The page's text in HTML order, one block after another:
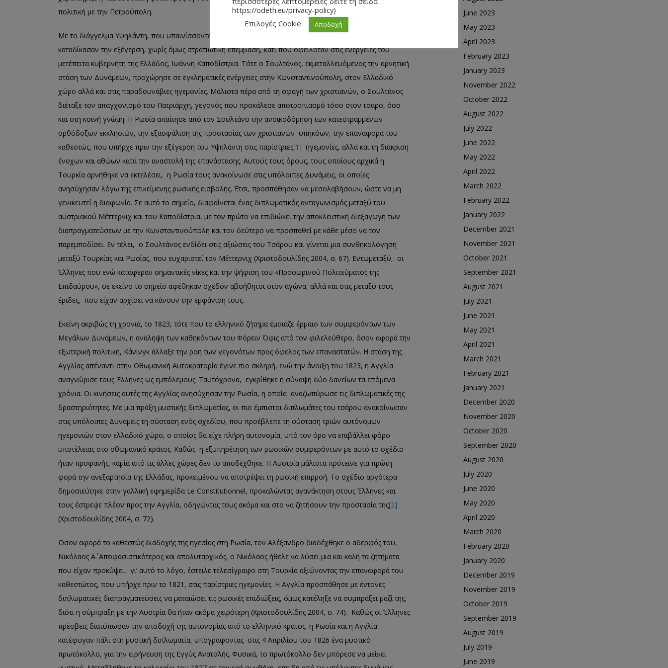
πολιτική με την Πετρούπολη.
Με το διάγγελμα Υψηλάντη, που υπαινίσσονταν ρωσική βοήθεια, η Ρωσία αλλά και οι υπόλοιπες Δυνάμεις
καταδίκασαν την εξέγερση, χωρίς όμως στρατιωτική επέμβαση, κάτι που οφειλόταν στις ενέργειες του
μετέπειτα κυβερνήτη της Ελλάδος, Ιωάννη Καποδίστρια. Τότε ο Σουλτάνος, εκμεταλλευόμενος την αρνητική
στάση των Δυνάμεων, προχώρησε σε εγκληματικές ενέργειες στην Κωνσταντινούπολη, στον Ελλαδικό
χώρο αλλά και στις παραδουνάβιες ηγεμονίες. Μάλιστα πέρα από τη σφαγή των χριστιανών, ο Σουλτάνος
διέταξε τον απαγχονισμό του Πατριάρχη, γεγονός που προκάλεσε αποτροπιασμό τόσο στον τσάρο, όσο
και στη κοινή γνώμη. Η Ρωσία απαίτησε από τον Σουλτάνο την ανοικοδόμηση των κατεστραμμένων
ορθόδοξων εκκλησιών, την εξασφάλιση της προστασίας των χριστιανών υπηκόων, την επαναφορά του
καθεστώς, που υπήρχε πριν την εξέγερση του Υψηλάντη στις παρίστριες[1] ηγεμονίες, αλλά και τη διάκριση
ένοχων και αθώων κατά την αναστολή της επανάστασης. Αυτούς τους όρους, τους οποίους αρχικά η
Τουρκία αρνήθηκε να εκτελέσει, η Ρωσία τους ανακοίνωσε στις υπόλοιπες Δυνάμεις, οι οποίες
ανησύχησαν λόγω της επικείμενης ρωσικής εισβολής. Έτσι, προσπάθησαν να μεσολαβήσουν, ώστε να μη
γενικευτεί η διαφωνία. Σε αυτό το σημείο, διαφαίνεται ένας διπλωματικός ανταγωνισμός μεταξύ του
αυστριακού Μέττερνιχ και του Καποδίστρια, με τον πρώτο να επιδιώκει την αποκλειστική διεξαγωγή των
διαπραγματεύσεων με την Κωνσταντινούπολη και τον δεύτερο να προσπαθεί με κάθε μέσο να τον
παρεμποδίσει. Εν τέλει, ο Σουλτάνος ενδίδει στις αξιώσεις του Τσάρου και γίνεται μια συνθηκολόγηση
μεταξύ Τουρκίας και Ρωσίας, που ευχαριστεί τον Μέττερνιχ (Χριστοδουλίδης 2004, σ. 67). Εντωμεταξύ, οι
Έλληνες που ενώ κατάφεραν σημαντικές νίκες και την ψήφιση του «Προσωρινού Πολιτεύματος της
Επιδαύρου», σε εκείνο το σημείο αφέθηκαν σχεδόν αβοήθητοι στον αγώνα, αλλά και στις μεταξύ τους
έριδες, που είχαν αρχίσει να κάνουν την εμφάνιση τους.
Εκείνη ακριβώς τη χρονιά, το 1823, τότε που το ελληνικό ζήτημα έμοιαζε έρμαιο των συμφερόντων των
Μεγάλων Δυνάμεων, η ανάληψη των καθηκόντων του Φόρειν Όφις από τον φιλελεύθερο, όσον αφορά την
εξωτερική πολιτική, Κάνινγκ άλλαξε την ροή των γεγονότων προς όφελος των επαναστατών. Η στάση της
Αγγλίας απέναντι στην Οθωμανική Αυτοκρατορία έγινε πιο σκληρή, ενώ την άνοιξη του 1823, η Αγγλία
αναγνώρισε τους Έλληνες ως εμπόλεμους. Ταυτόχρονα, εγκρίθηκε η σύναψη δύο δανείων τα επόμενα
χρόνια. Οι κινήσεις αυτές της Αγγλίας ανησύχησαν την Ρωσία, η οποία αναζωπύρωσε τις διπλωματικές της
δραστηριότητες. Με μια πράξη μυστικής διπλωματίας, οι πιο έμπιστοι διπλωμάτες του τσάρου ανακοίνωσαν
στις υπόλοιπες Δυνάμεις τη σύσταση ενός σχεδίου, που προέβλεπε τη σύσταση τριών αυτόνομων
ηγεμονιών στον ελλαδικό χώρο, ο οποίος θα είχε πλήρη αυτονομία, υπό τον όρο να επιβάλλει φόρο
υποτέλειας στο οθωμανικό κράτος. Καθώς η εξυπηρέτηση των ρωσικών συμφερόντων με αυτό το σχέδιο
ήταν προφανής, καμία από τις άλλες χώρες δεν το αποδέχθηκε. Η Αυστρία μάλιστα πρότεινε για πρώτη
φορά την ανεξαρτησία της Ελλάδας, προκειμένου να αποτρέψει τη ρωσική επιρροή. Το σχέδιο αργότερα
δημοσιεύτηκε στην γαλλική εφημερίδα Le Constitutionnel, προκαλώντας αγανάκτηση στους Έλληνες και
τους έστρεψε πλέον προς την Αγγλία, οδηγώντας τους ακόμα και στο να ζητήσουν την προστασία της[2]
(Χριστοδουλίδης 2004, σ. 72).
Όσον αφορά το καθεστώς διαδοχής της ηγεσίας στη Ρωσία, τον Αλέξανδρο διαδέχθηκε ο αδερφός του,
Νικόλαος Α΄. Αποφασιστικότερος και απολυταρχικός, ο Νικόλαος ήθελε να λύσει μια και καλή τα ζητήματα
που είχαν προκύψει, γι’ αυτό το λόγο, έστειλε τελεσίγραφο στη Τουρκία αξιώνοντας την επαναφορά του
καθεστώτος, που υπήρχε πριν το 1821, στις παρίστριες ηγεμονίες. Η Αγγλία προσπάθησε με έντονες
διπλωματικές διαπραγματεύσεις να ματαιώσει τις ρωσικές επιδιώξεις, όμως κατέληξε να συμπράξει μαζί της,
διότι η σύμπραξη με την Αυστρία θα ήταν ακόμα χειρότερη (Χριστοδουλίδης 2004, σ. 74). Καθώς οι Έλληνες
πρέσβεις διατύπωσαν την αποδοχή της αυτονομίας από το ελληνικό κράτος, η Ρωσία και η Αγγλία
κατέφυγαν πάλι στη μυστική διπλωματία, υπογράφοντας στις 4 Απριλίου του 1826 ένα μυστικό
πρωτόκολλο, για την ειρήνευση της Εγγύς Ανατολής. Φυσικά, το πρωτόκολλο δεν μπόρεσε να μείνει
June 2023
May 2023
April 2023
February 2023
January 2023
November 2022
October 2022
August 2022
July 2022
June 2022
May 2022
April 2022
March 2022
February 2022
January 2022
December 2021
November 2021
October 2021
September 2021
August 2021
July 2021
June 2021
May 2021
April 2021
March 2021
February 2021
January 2021
December 2020
November 2020
October 2020
September 2020
August 2020
July 2020
June 2020
May 2020
April 2020
March 2020
February 2020
January 2020
December 2019
November 2019
October 2019
September 2019
August 2019
July 2019
June 2019
https://odeth.eu/privacy-policy)
Επιλογές Cookie
Αποδοχή